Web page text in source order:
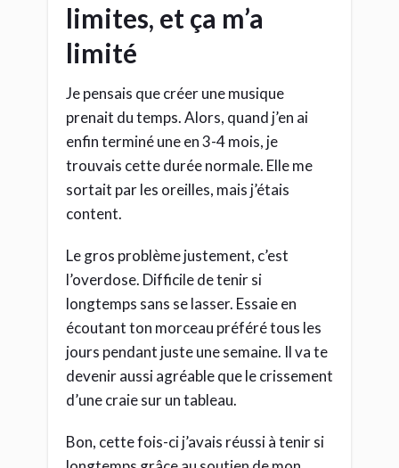
limites, et ça m’a
limité
Je pensais que créer une musique
prenait du temps. Alors, quand j’en ai
enfin terminé une en 3-4 mois, je
trouvais cette durée normale. Elle me
sortait par les oreilles, mais j’étais
content.
Le gros problème justement, c’est
l’overdose. Difficile de tenir si
longtemps sans se lasser. Essaie en
écoutant ton morceau préféré tous les
jours pendant juste une semaine. Il va te
devenir aussi agréable que le crissement
d’une craie sur un tableau.
Bon, cette fois-ci j’avais réussi à tenir si